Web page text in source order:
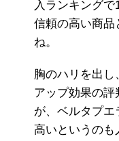
入ランキングで
信頼の高い商品
ね。
胸のハリを出し
アップ効果の
が、ベルタプ
高いというのも